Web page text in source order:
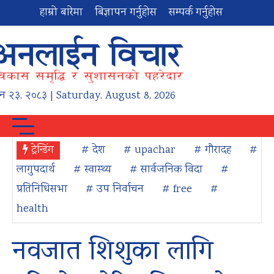
हाम्रो बारेमा बिज्ञापन गर्नुहोस सम्पर्क गर्नुहोस
२३, २०८३ | Saturday, August 8, 2026
ट्रेन्डिंग # देश # upachar # गौरादह
#
लागुपदार्थ
# स्वास्थ्य # सार्वजनिक विदा
#
प्रतिनिधिसभा
# उप निर्वाचन # free
#
health
नवजात शिशुका लागि